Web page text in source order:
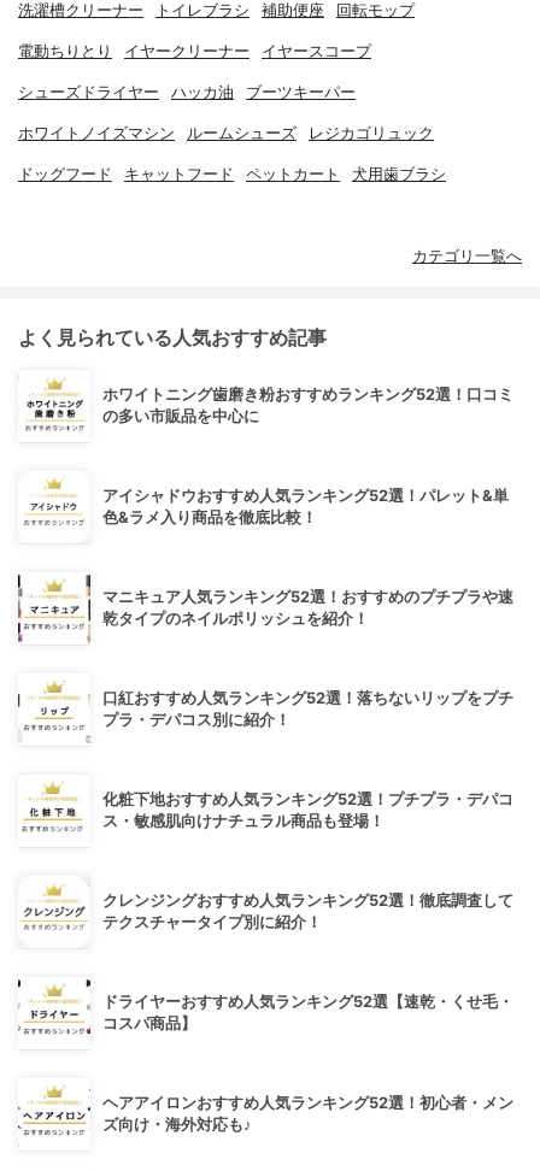
洗濯槽クリーナー トイレブラシ 補助便座 回転モップ
電動ちりとり イヤークリーナー イヤースコープ
シューズドライヤー ハッカ油 ブーツキーパー
ホワイトノイズマシン ルームシューズ レジカゴリュック
ドッグフード キャットフード ペットカート 犬用歯ブラシ
カテゴリ一覧へ
よく見られている人気おすすめ記事
ホワイトニング歯磨き粉おすすめランキング52選！口コミ
の多い市販品を中心に
アイシャドウおすすめ人気ランキング52選！パレット&単
色&ラメ入り商品を徹底比較！
マニキュア人気ランキング52選！おすすめのプチプラや速
乾タイプのネイルポリッシュを紹介！
口紅おすすめ人気ランキング52選！落ちないリップをプチ
プラ・デパコス別に紹介！
化粧下地おすすめ人気ランキング52選！プチプラ・デパコ
ス・敏感肌向けナチュラル商品も登場！
クレンジングおすすめ人気ランキング52選！徹底調査して
テクスチャータイプ別に紹介！
ドライヤーおすすめ人気ランキング52選【速乾・くせ毛・
コスパ商品】
ヘアアイロンおすすめ人気ランキング52選！初心者・メン
ズ向け・海外対応も♪